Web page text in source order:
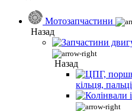
Мотозапчастини
Назад
Назад
кільця, пальці